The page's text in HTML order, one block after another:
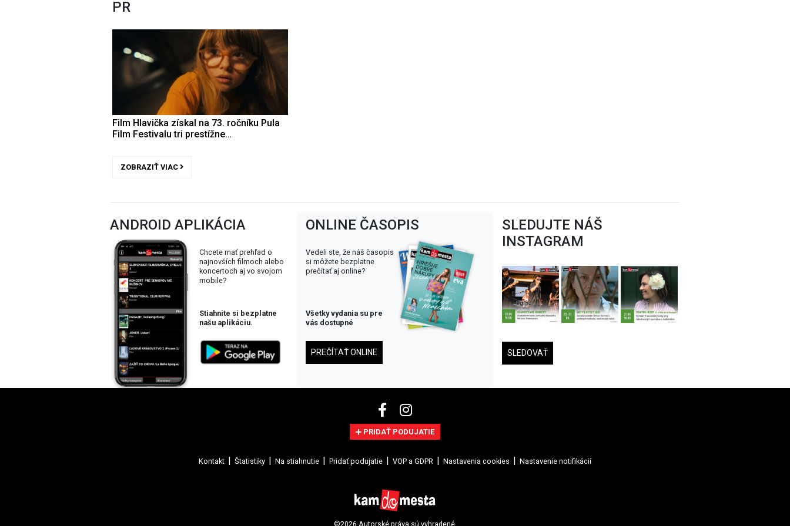
PR
Film Hlavička získal na 73. ročníku Pula
Film Festivalu tri prestížne…
ZOBRAZIŤ VIAC
ANDROID APLIKÁCIA
Chcete mať prehľad o
najnovších filmoch alebo
koncertoch aj vo svojom
mobile?
Stiahnite si bezplatne
našu aplikáciu.
ONLINE ČASOPIS
Vedeli ste, že náš časopis
si môžete bezplatne
prečítať aj online?
Všetky vydania su pre
vás dostupné
PREČÍTAŤ ONLINE
SLEDUJTE NÁŠ
INSTAGRAM
SLEDOVAŤ
PRIDAŤ PODUJATIE
Kontakt Štatistiky Na stiahnutie Pridať podujatie VOP a GDPR Nastavenia cookies Nastavenie notifikácií
©2026 Autorské práva sú vyhradené.